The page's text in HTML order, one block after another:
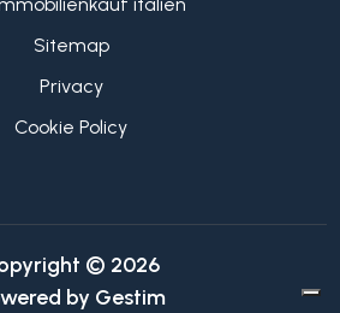
Sitemap
Privacy
Cookie Policy
© 2026
by Gestim